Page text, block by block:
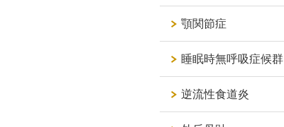
顎関節症
睡眠時無呼吸症候群
逆流性食道炎